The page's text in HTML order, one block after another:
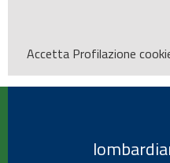
Accetta Profilazione